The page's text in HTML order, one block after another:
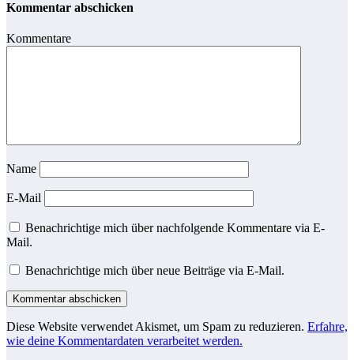
Kommentar abschicken
Kommentare
Name
E-Mail
Benachrichtige mich über nachfolgende Kommentare via E-
Mail.
Benachrichtige mich über neue Beiträge via E-Mail.
Diese Website verwendet Akismet, um Spam zu reduzieren. Erfahre,
wie deine Kommentardaten verarbeitet werden.